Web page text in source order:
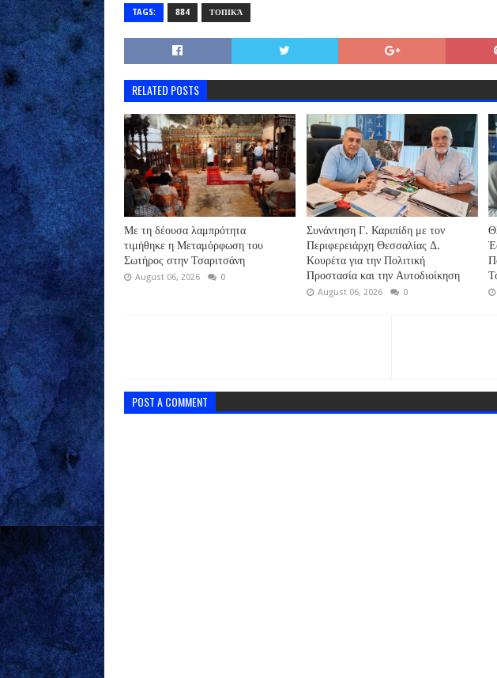
TAGS: 884 ΤΟΠΙΚΆ
RELATED POSTS
Με τη δέουσα λαμπρότητα
τιμήθηκε η Μεταμόρφωση του
Σωτήρος στην Τσαριτσάνη
August 06, 2026 0
Συνάντηση Γ. Καριπίδη με τον
Περιφερειάρχη Θεσσαλίας Δ.
Κουρέτα για την Πολιτική
Προστασία και την Αυτοδιοίκηση
August 06, 2026 0
POST A COMMENT